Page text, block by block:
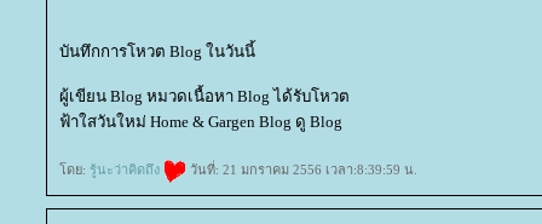
บันทึกการโหวต Blog ในวันนี้
ผู้เขียน Blog หมวดเนื้อหา Blog ได้รับโหวต
ฟ้าใสวันใหม่ Home & Gargen Blog ดู Blog
ดย: รู้นะว่าคิดถึง วันที่: 21 มกราคม 2556 เวลา:8:39:59 น.